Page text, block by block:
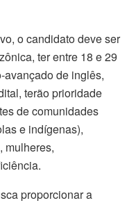
o candidato deve ser
ter entre 18 e 29
de inglês,
terão prioridade
de comunidades
e indígenas),
mulheres,
proporcionar a